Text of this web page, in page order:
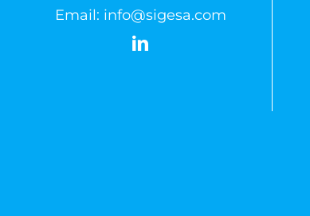
Email: info@sigesa.com